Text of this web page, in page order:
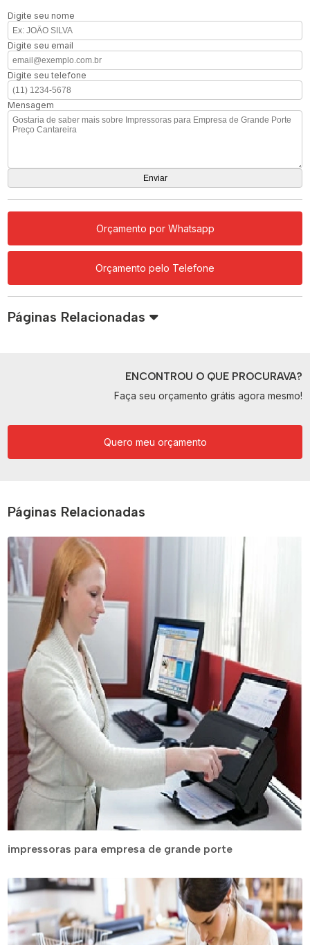
Digite seu nome
Digite seu email
Digite seu telefone
Mensagem
Orçamento por Whatsapp
Orçamento pelo Telefone
Páginas Relacionadas
ENCONTROU O QUE PROCURAVA?
Faça seu orçamento grátis agora mesmo!
Quero meu orçamento
Páginas Relacionadas
impressoras para empresa de grande porte